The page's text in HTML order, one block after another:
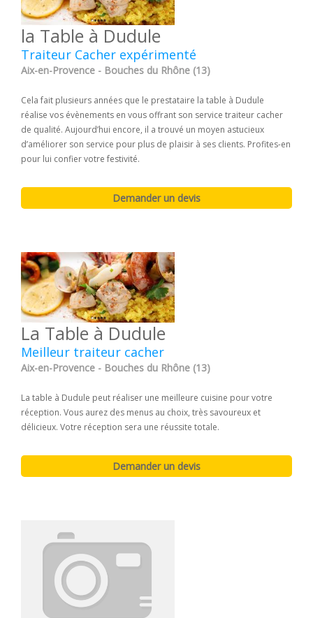
la Table à Dudule
Traiteur Cacher expérimenté
Aix-en-Provence - Bouches du Rhône (13)
Cela fait plusieurs années que le prestataire la table à Dudule
réalise vos évènements en vous offrant son service traiteur cacher
de qualité. Aujourd’hui encore, il a trouvé un moyen astucieux
d’améliorer son service pour plus de plaisir à ses clients. Profites-en
pour lui confier votre festivité.
La Table à Dudule
Meilleur traiteur cacher
Aix-en-Provence - Bouches du Rhône (13)
La table à Dudule peut réaliser une meilleure cuisine pour votre
réception. Vous aurez des menus au choix, très savoureux et
délicieux. Votre réception sera une réussite totale.